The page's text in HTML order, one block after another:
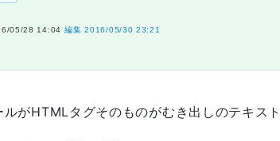
05/28 14:04 編集 2016/05/30 23:21
がHTMLタグそのものがむき出しのテキス